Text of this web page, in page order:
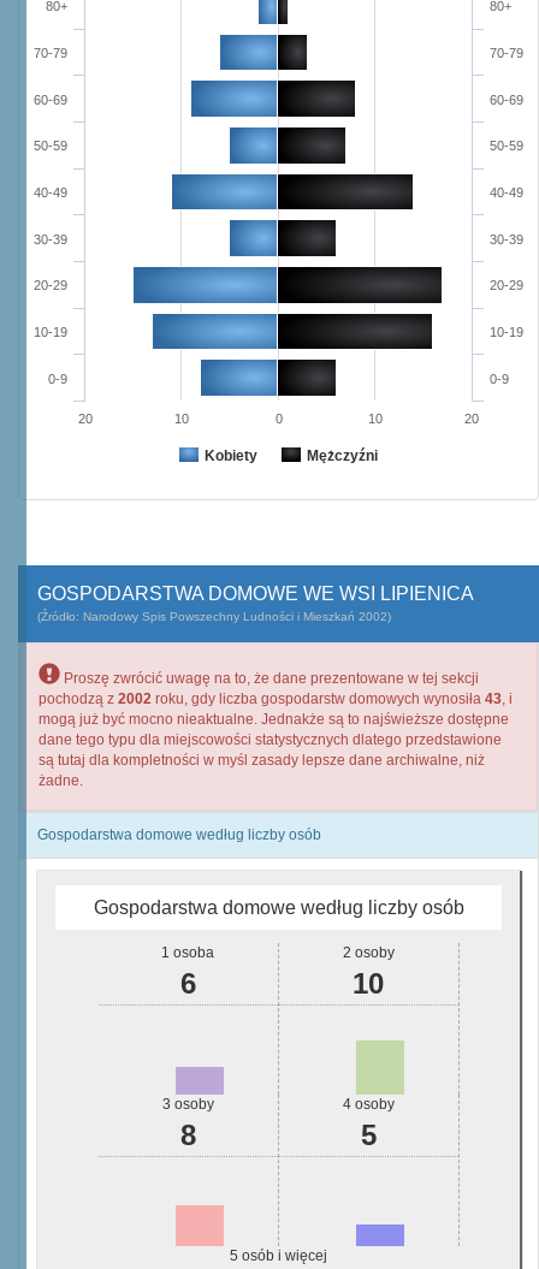
Kobiety Mężczyźni
0-9
10-19
20-29
30-39
40-49
50-59
60-69
70-79
80+
0-9
10-19
20-29
30-39
40-49
50-59
60-69
70-79
80+
20 10 0 10 20
GOSPODARSTWA DOMOWE WE WSI LIPIENICA
(Źródło: Narodowy Spis Powszechny Ludności i Mieszkań 2002)
Proszę zwrócić uwagę na to, że dane prezentowane w tej sekcji
pochodzą z 2002 roku, gdy liczba gospodarstw domowych wynosiła 43, i
mogą już być mocno nieaktualne. Jednakże są to najświeższe dostępne
dane tego typu dla miejscowości statystycznych dlatego przedstawione
są tutaj dla kompletności w myśl zasady lepsze dane archiwalne, niż
żadne.
Gospodarstwa domowe według liczby osób
Gospodarstwa domowe według liczby osób
1 osoba
6
2 osoby
10
3 osoby
8
4 osoby
5
5 osób i więcej